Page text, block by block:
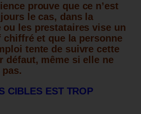
prouve que ce n’est
le cas, dans la
ou les prestataires vise un
chiffré et que la personne
tente de suivre cette
défaut, même si elle ne
pas.
CIBLES EST TROP